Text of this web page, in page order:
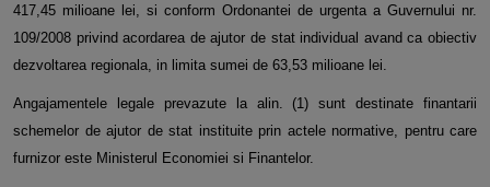
417,45 milioane lei, si conform Ordonantei de urgenta a Guvernului nr.
109/2008 privind acordarea de ajutor de stat individual avand ca obiectiv
dezvoltarea regionala, in limita sumei de 63,53 milioane lei.
Angajamentele legale prevazute la alin. (1) sunt destinate finantarii
schemelor de ajutor de stat instituite prin actele normative, pentru care
furnizor este Ministerul Economiei si Finantelor.